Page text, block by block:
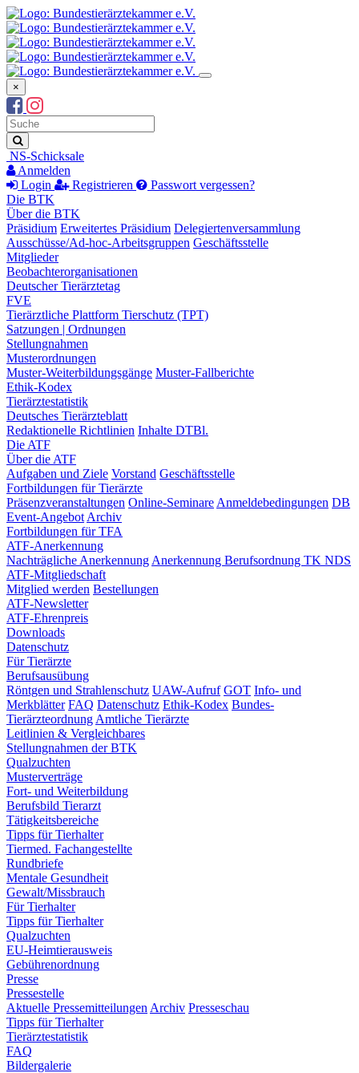
×
Suchbegriff
Suche
NS-Schicksale
Anmelden
Login
Registrieren
Passwort vergessen?
Die BTK
Über die BTK
Präsidium Erweitertes Präsidium Delegiertenversammlung
Ausschüsse/Ad-hoc-Arbeitsgruppen Geschäftsstelle
Mitglieder
Beobachterorganisationen
Deutscher Tierärztetag
FVE
Tierärztliche Plattform Tierschutz (TPT)
Satzungen | Ordnungen
Stellungnahmen
Musterordnungen
Muster-Weiterbildungsgänge Muster-Fallberichte
Ethik-Kodex
Tierärztestatistik
Deutsches Tierärzteblatt
Redaktionelle Richtlinien Inhalte DTBl.
Die ATF
Über die ATF
Aufgaben und Ziele Vorstand Geschäftsstelle
Fortbildungen für Tierärzte
Präsenzveranstaltungen Online-Seminare Anmeldebedingungen DB
Event-Angebot Archiv
Fortbildungen für TFA
ATF-Anerkennung
Nachträgliche Anerkennung Anerkennung Berufsordnung TK NDS
ATF-Mitgliedschaft
Mitglied werden Bestellungen
ATF-Newsletter
ATF-Ehrenpreis
Downloads
Datenschutz
Für Tierärzte
Berufsausübung
Röntgen und Strahlenschutz UAW-Aufruf GOT Info- und
Merkblätter FAQ Datenschutz Ethik-Kodex Bundes-
Tierärzteordnung Amtliche Tierärzte
Leitlinien & Vergleichbares
Stellungnahmen der BTK
Qualzuchten
Musterverträge
Fort- und Weiterbildung
Berufsbild Tierarzt
Tätigkeitsbereiche
Tipps für Tierhalter
Tiermed. Fachangestellte
Rundbriefe
Mentale Gesundheit
Gewalt/Missbrauch
Für Tierhalter
Tipps für Tierhalter
Qualzuchten
EU-Heimtierausweis
Gebührenordnung
Presse
Pressestelle
Aktuelle Pressemitteilungen Archiv Presseschau
Tipps für Tierhalter
Tierärztestatistik
FAQ
Bildergalerie